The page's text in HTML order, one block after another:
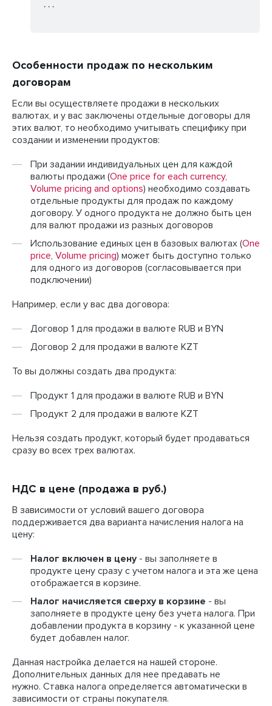
...
Особенности продаж по нескольким
договорам
Если вы осуществляете продажи в нескольких
валютах, и у вас заключены отдельные договоры для
этих валют, то необходимо учитывать специфику при
создании и изменении продуктов:
При задании индивидуальных цен для каждой
валюты продажи (One price for each currency,
Volume pricing and options) необходимо создавать
отдельные продукты для продаж по каждому
договору. У одного продукта не должно быть цен
для валют продажи из разных договоров
Использование единых цен в базовых валютах (One
price Volume pricing) может быть доступно только
для одного из договоров (согласовывается при
подключении)
Например, если у вас два договора:
Договор 1 для продажи в валюте RUB и BYN
Договор 2 для продажи в валюте KZT
То вы должны создать два продукта:
Продукт 1 для продажи в валюте RUB и BYN
Продукт 2 для продажи в валюте KZT
Нельзя создать продукт, который будет продаваться
сразу во всех трех валютах.
НДС в цене (продажа в руб.)
В зависимости от условий вашего договора
поддерживается два варианта начисления налога на
цену:
Налог включен в цену - вы заполняете в
продукте цену сразу с учетом налога и эта же цена
отображается в корзине.
Налог начисляется сверху в корзине - вы
заполняете в продукте цену без учета налога. При
добавлении продукта в корзину - к указанной цене
будет добавлен налог.
Данная настройка делается на нашей стороне.
Дополнительных данных для нее предавать не
нужно. Ставка налога определяется автоматически в
зависимости от страны покупателя.